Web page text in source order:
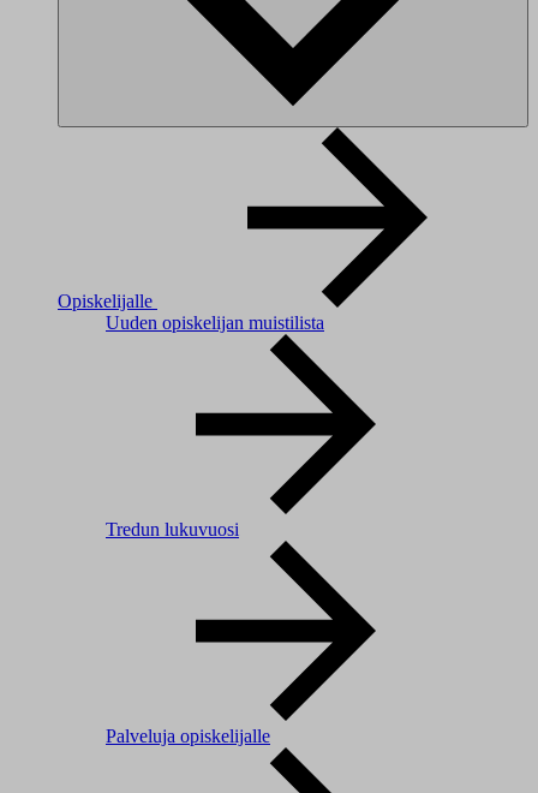
Opiskelijalle
Uuden opiskelijan muistilista
Tredun lukuvuosi
Palveluja opiskelijalle